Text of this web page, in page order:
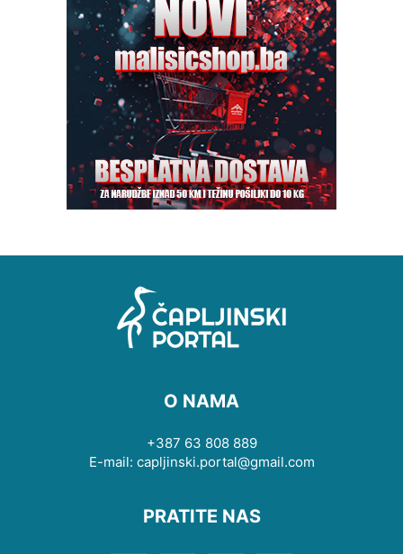
O NAMA
+387 63 808 889
E-mail: capljinski.portal@gmail.com
PRATITE NAS